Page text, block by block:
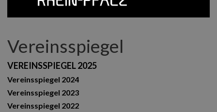
Vereinsspiegel
VEREINSSPIEGEL 2025
Vereinsspiegel 2024
Vereinsspiegel 2023
Vereinsspiegel 2022